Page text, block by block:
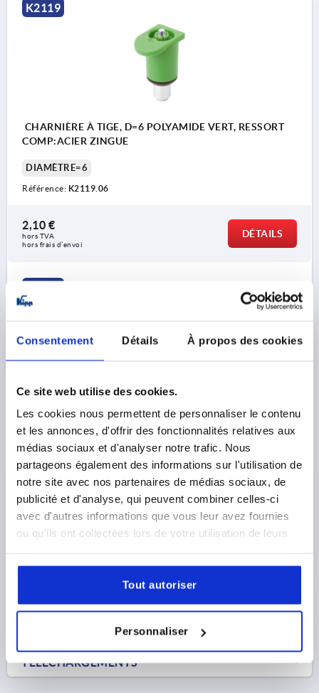
Consentement Détails À propos des cookies
Ce site web utilise des cookies.
Les cookies nous permettent de personnaliser le contenu
et les annonces, d'offrir des fonctionnalités relatives aux
médias sociaux et d'analyser notre trafic. Nous
partageons également des informations sur l'utilisation de
notre site avec nos partenaires de médias sociaux, de
publicité et d'analyse, qui peuvent combiner celles-ci
avec d'autres informations que vous leur avez fournies
ou qu'ils ont collectées lors de votre utilisation de leurs
Tout autoriser
Personnaliser
K2119
CHARNIÈRE À TIGE, D=6 POLYAMIDE VERT, RESSORT
COMP:ACIER ZINGUE
DIAMÈTRE=6
Référence: K2119.06
2,10 €
hors TVA
hors frais d’envoi
DÉTAILS
COMP:ACIER ZINGUE
DIAMÈTRE=8
Référence:K2119.08
2,19 €
hors TVA
DÉTAILS
DÉTAILS DU PRODUIT
TÉLÉCHARGEMENTS